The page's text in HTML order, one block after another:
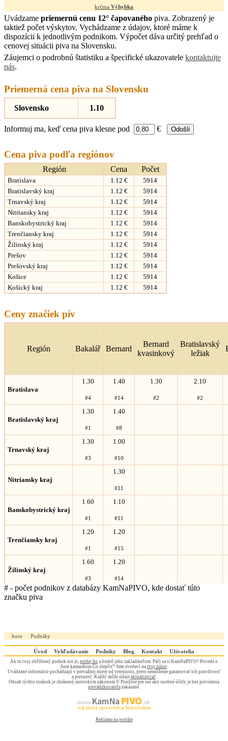
krčma Výhybka
Uvádzame priemernú cenu 12° čapovaného piva. Zobrazený je
taktiež počet výskytov. Vychádzame z údajov, ktoré máme k
dispozícii k jednotlivým podnikom. Výpočet dáva určitý prehľad o
cenovej situácii piva na Slovensku.
Záujemci o podrobnú štatistiku a špecifické ukazovatele kontaktujte
nás.
Priemerná cena piva na Slovensku
Slovensko 1.10
Informuj ma, keď cena piva klesne pod €
Cena piva podľa regiónov
Región Cena Počet
Bratislava 1.12 €
5914
Bratislavský kraj
1.12 €
5914
Trnavský kraj
1.12 €
5914
Nitriansky kraj
1.12 €
5914
Banskobystrický kraj
1.12 €
5914
Trenčiansky kraj
1.12 €
5914
Žilinský kraj
1.12 €
5914
Prešov
1.12 €
5914
Prešovský kraj
1.12 €
5914
Košice
1.12 €
5914
Košický kraj
1.12 € 5914
Ceny značiek pív
Región Bakalář Bernard
Bernard
kvasinkový
Bratislavský
ležiak
Bratislava
1.30
#4
1.40
#14
1.30
#2
2.10
#2
Bratislavský kraj
1.30
#1
1.40
#8
Trnavský kraj
1.30
#3
1.00
#10
Nitriansky kraj
1.30
#11
Banskobystrický kraj
1.60
#1
1.10
#11
Trenčiansky kraj
1.20
#1
1.20
#15
Žilinský kraj
1.60
#3
1.20
#14
Prešov
1.20 1.50
#1 #3
Košice
1.30
#3
1.80
#5
1.20
28.20
# - počet podnikov z databázy KamNaPIVO, kde dostať túto
značku piva
hore Podniky
Úvod Vyhľadávanie Podniky Blog Kontakt Užívatelia
Ak tu tvoj obľúbený podnik nie je, pridaj ho a budeš jeho zakladateľom. Páči sa ti KamNaPIVO? Povedz o
ňom kamarátom.Čo zlepšiť? Sme zvedaví na tvoj názor.
Uvádzané informácie pochádzajú v prevažnej miere od verejnosti, preto nemôžeme garantovať ich pravdivosť
a presnosť. Každý môže údaje aktualizovať.
Obsah týchto stránok je chránený autorským zákonom © Použitie pre iné ako osobné účely je bez povolenia
prevádzkovateľa zakázané.
www.Kam Na PIVO.sk
Tvoj pivný sprievodca Slovenskom
Reklama na portále